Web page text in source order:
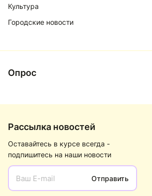
Культура
Городские новости
Опрос
Рассылка новостей
Оставайтесь в курсе всегда -
подпишитесь на наши новости
Отправить